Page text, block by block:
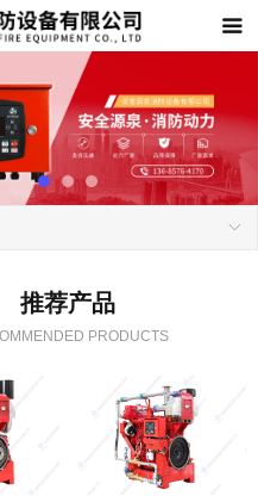
끀
ꀅ
推荐产品
PRODUCTS